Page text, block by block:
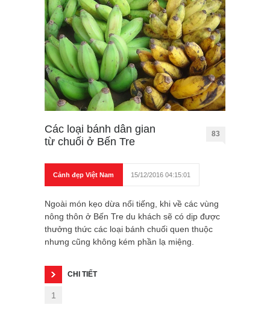
Các loại bánh dân gian
từ chuối ở Bến Tre
83
Cảnh đẹp Việt Nam 15/12/2016 04:15:01
Ngoài món kẹo dừa nổi tiếng, khi về các vùng
nông thôn ở Bến Tre du khách sẽ có dịp được
thưởng thức các loại bánh chuối quen thuộc
nhưng cũng không kém phần lạ miệng.
CHI TIẾT
1